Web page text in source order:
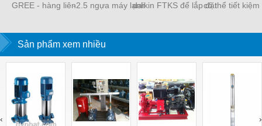
GREE - hàng liên
rẻ
-2.5 ngựa máy lạnh
inverter FTKS rất được
khách hàng ưa chuộng
daikin FTKS để lắp đặtcó thể tiết kiệm
tường daikin
Sản phẩm xem nhiều
‹ ›